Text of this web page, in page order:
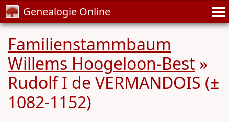
Genealogie Online
Familienstammbaum
Willems Hoogeloon-Best »
Rudolf I de VERMANDOIS (±
1082-1152)